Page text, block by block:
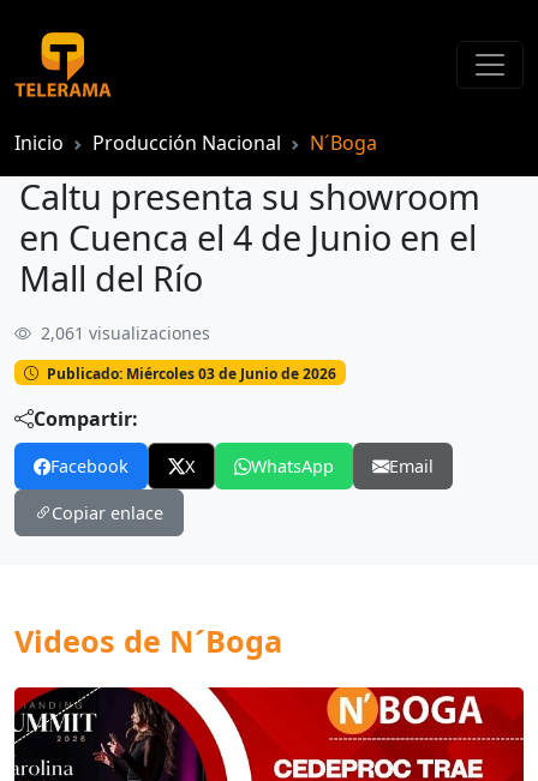
Inicio Producción Nacional N´Boga
Caltu presenta su showroom
en Cuenca el 4 de Junio en el
Mall del Río
2,061 visualizaciones
Publicado: Miércoles 03 de Junio de 2026
Compartir:
Facebook X WhatsApp Email
Copiar enlace
Videos de N´Boga